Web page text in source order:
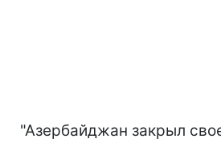
"Азербайджан закрыл